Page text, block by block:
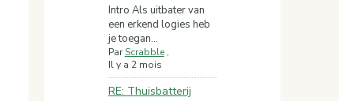
Intro Als uitbater van
een erkend logies heb
je toegan...
ParScrabble,
Il y a 2 mois
RE: Thuisbatterij